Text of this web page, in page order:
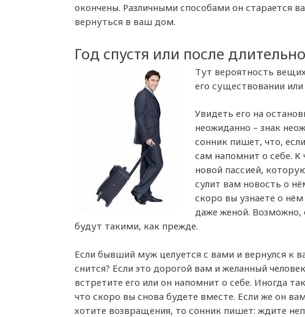
окончены. Различными способами он старается
вернуться в ваш дом.
Год спустя или после
Тут вероятность
его существовании
Увидеть его на
неожиданно – знак
сонник пишет, что,
сам напомнит о себе.
новой пассией,
сулит вам новость о
скоро вы узнаете о
даже женой. Возможно,
будут такими, как прежде.
Если бывший муж целуется с вами и вернулся к
снится? Если это дорогой вам и желанный
встретите его или он напомнит о себе. Иногда
что скоро вы снова будете вместе. Если же он
хотите возвращения, то сонник пишет: ждите